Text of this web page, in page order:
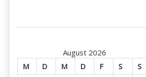
August 2026
M
D M D F S
S